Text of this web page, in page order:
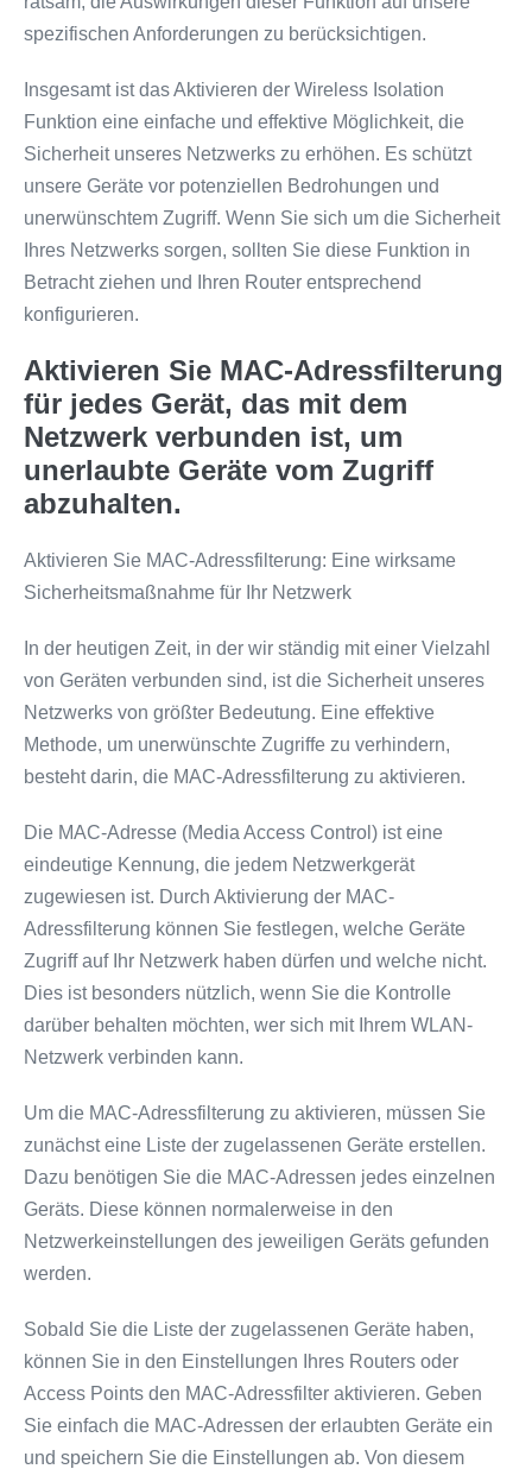
spezifischen Anforderungen zu berücksichtigen.
Insgesamt ist das Aktivieren der Wireless Isolation
Funktion eine einfache und effektive Möglichkeit, die
Sicherheit unseres Netzwerks zu erhöhen. Es schützt
unsere Geräte vor potenziellen Bedrohungen und
unerwünschtem Zugriff. Wenn Sie sich um die Sicherheit
Ihres Netzwerks sorgen, sollten Sie diese Funktion in
Betracht ziehen und Ihren Router entsprechend
konfigurieren.
Aktivieren Sie MAC-Adressfilterung
für jedes Gerät, das mit dem
Netzwerk verbunden ist, um
unerlaubte Geräte vom Zugriff
abzuhalten.
Aktivieren Sie MAC-Adressfilterung: Eine wirksame
Sicherheitsmaßnahme für Ihr Netzwerk
In der heutigen Zeit, in der wir ständig mit einer Vielzahl
von Geräten verbunden sind, ist die Sicherheit unseres
Netzwerks von größter Bedeutung. Eine effektive
Methode, um unerwünschte Zugriffe zu verhindern,
besteht darin, die MAC-Adressfilterung zu aktivieren.
Die MAC-Adresse (Media Access Control) ist eine
eindeutige Kennung, die jedem Netzwerkgerät
zugewiesen ist. Durch Aktivierung der MAC-
Adressfilterung können Sie festlegen, welche Geräte
Zugriff auf Ihr Netzwerk haben dürfen und welche nicht.
Dies ist besonders nützlich, wenn Sie die Kontrolle
darüber behalten möchten, wer sich mit Ihrem WLAN-
Netzwerk verbinden kann.
Um die MAC-Adressfilterung zu aktivieren, müssen Sie
zunächst eine Liste der zugelassenen Geräte erstellen.
Dazu benötigen Sie die MAC-Adressen jedes einzelnen
Geräts. Diese können normalerweise in den
Netzwerkeinstellungen des jeweiligen Geräts gefunden
werden.
Sobald Sie die Liste der zugelassenen Geräte haben,
können Sie in den Einstellungen Ihres Routers oder
Access Points den MAC-Adressfilter aktivieren. Geben
Sie einfach die MAC-Adressen der erlaubten Geräte ein
und speichern Sie die Einstellungen ab. Von diesem